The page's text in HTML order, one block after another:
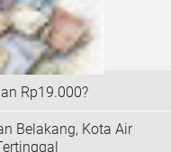
Rp19.000?
Belakang, Kota Air